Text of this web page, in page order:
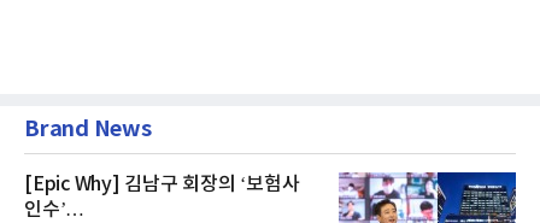
Brand News
[Epic Why] 김남구 회장의 ‘보험사
인수’